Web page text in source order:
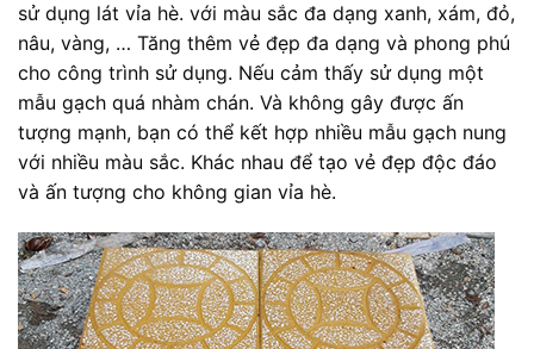
sử dụng lát vỉa hè. với màu sắc đa dạng xanh, xám, đỏ,
nâu, vàng, … Tăng thêm vẻ đẹp đa dạng và phong phú
cho công trình sử dụng. Nếu cảm thấy sử dụng một
mẫu gạch quá nhàm chán. Và không gây được ấn
tượng mạnh, bạn có thể kết hợp nhiều mẫu gạch nung
với nhiều màu sắc. Khác nhau để tạo vẻ đẹp độc đáo
và ấn tượng cho không gian vỉa hè.